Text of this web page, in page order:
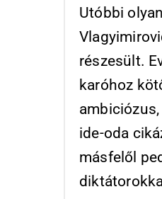
Utóbbi
részesült.
karóhoz
ide-oda
másfelől